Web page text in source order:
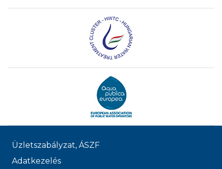
Üzletszabályzat, ÁSZF
Adatkezelés